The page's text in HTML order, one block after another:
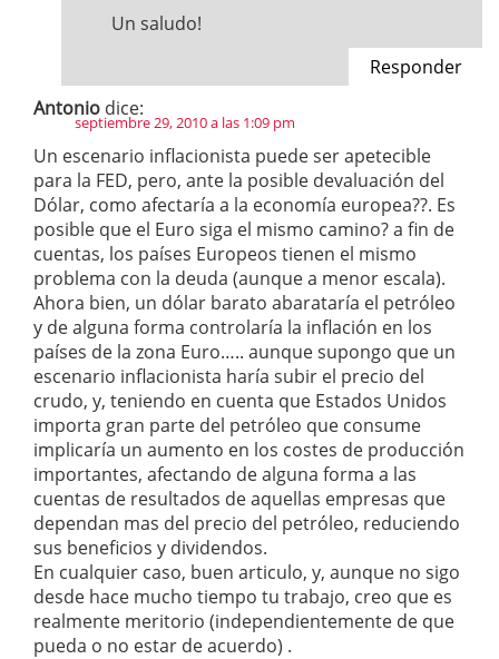
Un saludo!
Responder
Antonio dice:
septiembre 29, 2010 a las 1:09 pm
Un escenario inflacionista puede ser apetecible
para la FED, pero, ante la posible devaluación del
Dólar, como afectaría a la economía europea??. Es
posible que el Euro siga el mismo camino? a fin de
cuentas, los países Europeos tienen el mismo
problema con la deuda (aunque a menor escala).
Ahora bien, un dólar barato abarataría el petróleo
y de alguna forma controlaría la inflación en los
países de la zona Euro….. aunque supongo que un
escenario inflacionista haría subir el precio del
crudo, y, teniendo en cuenta que Estados Unidos
importa gran parte del petróleo que consume
implicaría un aumento en los costes de producción
importantes, afectando de alguna forma a las
cuentas de resultados de aquellas empresas que
dependan mas del precio del petróleo, reduciendo
sus beneficios y dividendos.
En cualquier caso, buen articulo, y, aunque no sigo
desde hace mucho tiempo tu trabajo, creo que es
realmente meritorio (independientemente de que
pueda o no estar de acuerdo) .